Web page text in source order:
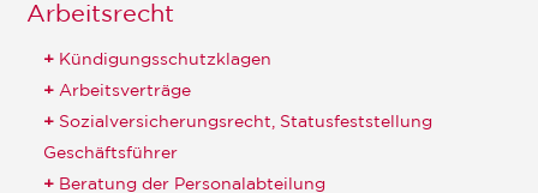
Arbeitsrecht
Kündigungsschutzklagen
Arbeitsverträge
Sozialversicherungsrecht, Statusfeststellung
Geschäftsführer
Beratung der Personalabteilung